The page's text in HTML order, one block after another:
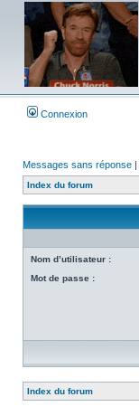
Connexion
Messages sans réponse |
Index du forum
Nom d’utilisateur :
Mot de passe :
Index du forum